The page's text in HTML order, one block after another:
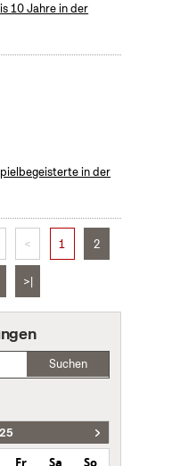
10 Jahre in der
in der
< 1 2
>|
Suchen